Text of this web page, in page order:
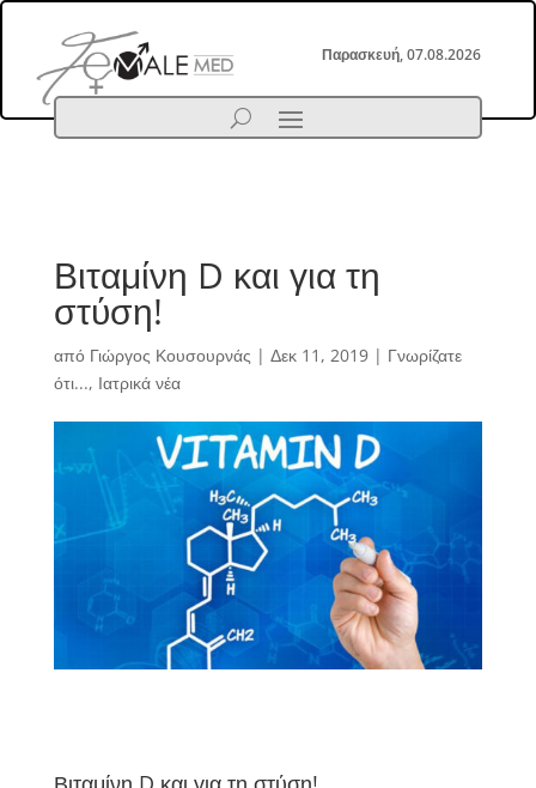
Παρασκευή, 07.08.2026
Βιταμίνη D και για τη
στύση!
από Γιώργος Κουσουρνάς | Δεκ 11, 2019| Γνωρίζατε
ότι..., Ιατρικά νέα